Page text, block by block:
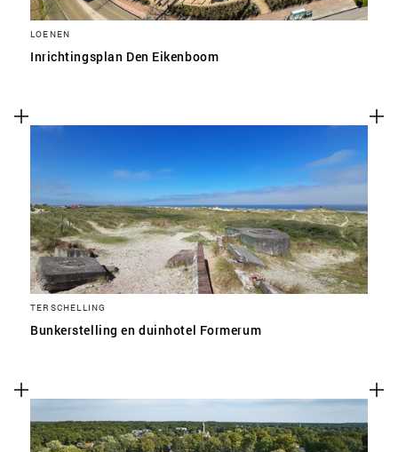
LOENEN
Inrichtingsplan Den Eikenboom
TERSCHELLING
Bunkerstelling en duinhotel Formerum